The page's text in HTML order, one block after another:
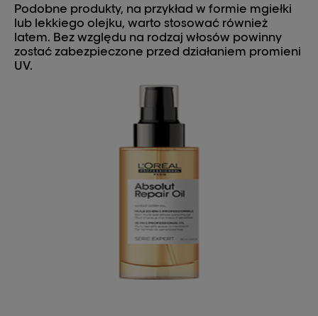
Podobne produkty, na przykład w formie mgiełki
lub lekkiego olejku, warto stosować również
latem. Bez względu na rodzaj włosów powinny
zostać zabezpieczone przed działaniem promieni
UV.